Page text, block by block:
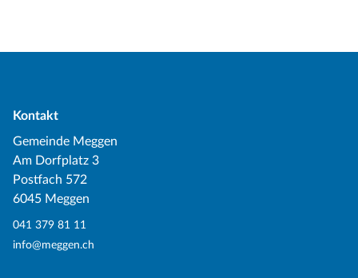
Kontakt
Gemeinde Meggen
Am Dorfplatz 3
Postfach 572
6045 Meggen
041 379 81 11
info@meggen.ch